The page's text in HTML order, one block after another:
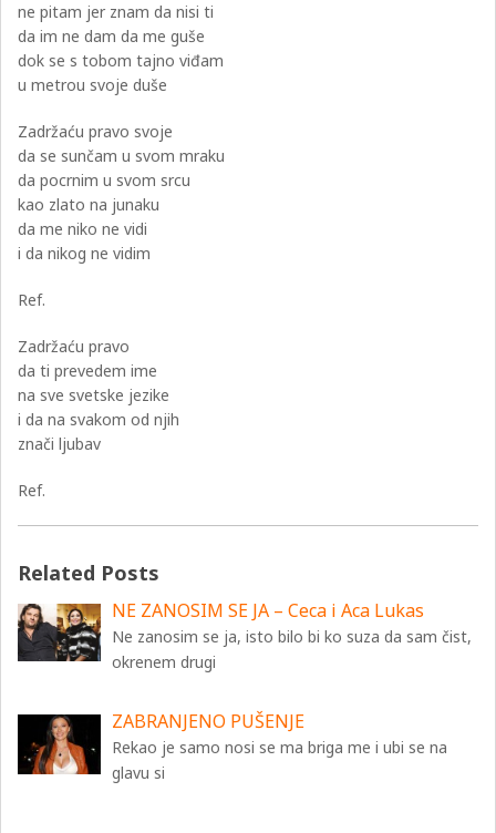
ne pitam jer znam da nisi ti
da im ne dam da me guše
dok se s tobom tajno viđam
u metrou svoje duše
Zadržaću pravo svoje
da se sunčam u svom mraku
da pocrnim u svom srcu
kao zlato na junaku
da me niko ne vidi
i da nikog ne vidim
Ref.
Zadržaću pravo
da ti prevedem ime
na sve svetske jezike
i da na svakom od njih
znači ljubav
Ref.
Related Posts
NE ZANOSIM SE JA – Ceca i Aca Lukas
Ne zanosim se ja, isto bilo bi ko suza da sam čist,
okrenem drugi
ZABRANJENO PUŠENJE
Rekao je samo nosi se ma briga me i ubi se na
glavu si